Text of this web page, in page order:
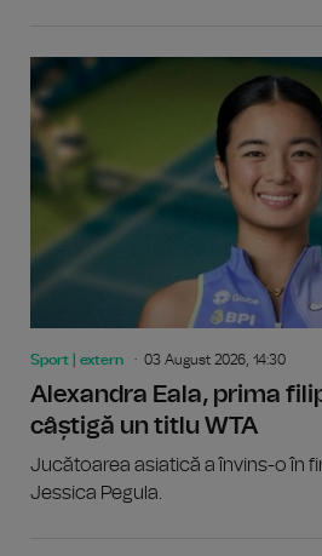
Sport | extern 03 August 2026, 14:30
Alexandra Eala, prima
câștigă un titlu WTA
Jucătoarea asiatică a învins-o în
Jessica Pegula.